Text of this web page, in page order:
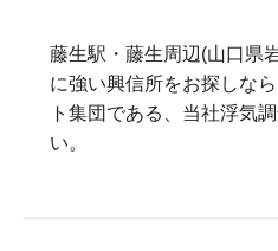
藤生駅・藤生周辺(山口県
に強い興信所をお探しな
ト集団である、当社浮気
い。